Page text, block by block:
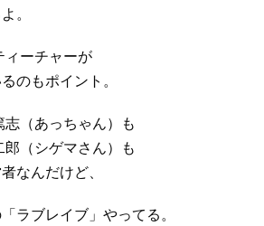
。
ィーチャーが
のもポイント。
（あっちゃん）も
（シゲマさん）も
なんだけど、
ラブレイブ」やってる。